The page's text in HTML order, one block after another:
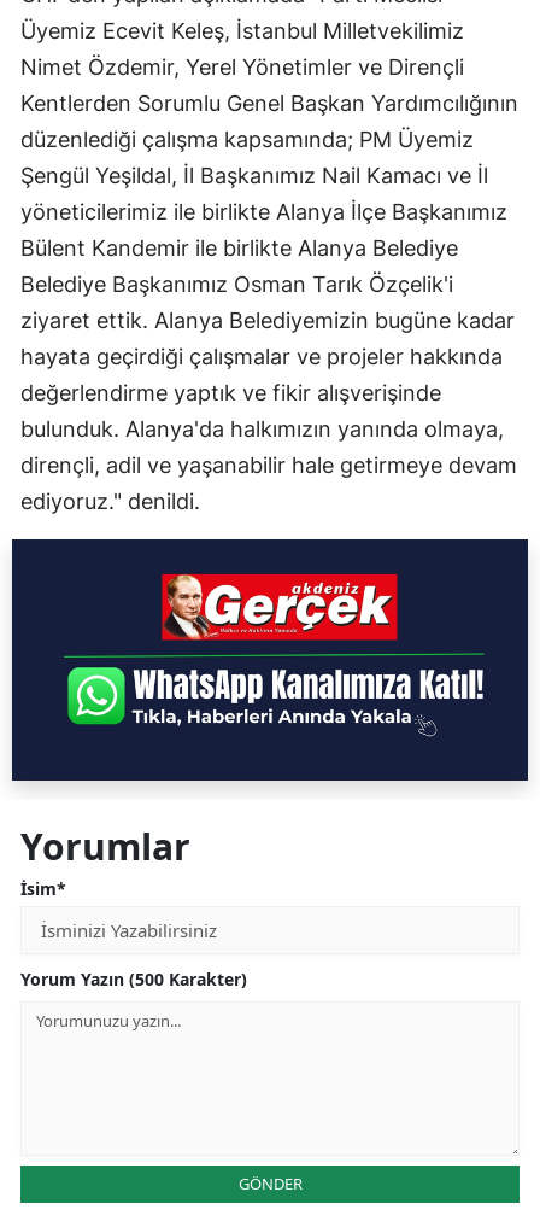
Üyemiz Ecevit Keleş, İstanbul Milletvekilimiz
Nimet Özdemir, Yerel Yönetimler ve Dirençli
Kentlerden Sorumlu Genel Başkan Yardımcılığının
düzenlediği çalışma kapsamında; PM Üyemiz
Şengül Yeşildal, İl Başkanımız Nail Kamacı ve İl
yöneticilerimiz ile birlikte Alanya İlçe Başkanımız
Bülent Kandemir ile birlikte Alanya Belediye
Belediye Başkanımız Osman Tarık Özçelik'i
ziyaret ettik. Alanya Belediyemizin bugüne kadar
hayata geçirdiği çalışmalar ve projeler hakkında
değerlendirme yaptık ve fikir alışverişinde
bulunduk. Alanya'da halkımızın yanında olmaya,
dirençli, adil ve yaşanabilir hale getirmeye devam
ediyoruz." denildi.
Yorumlar
İsim*
Yorum Yazın (500 Karakter)
GÖNDER